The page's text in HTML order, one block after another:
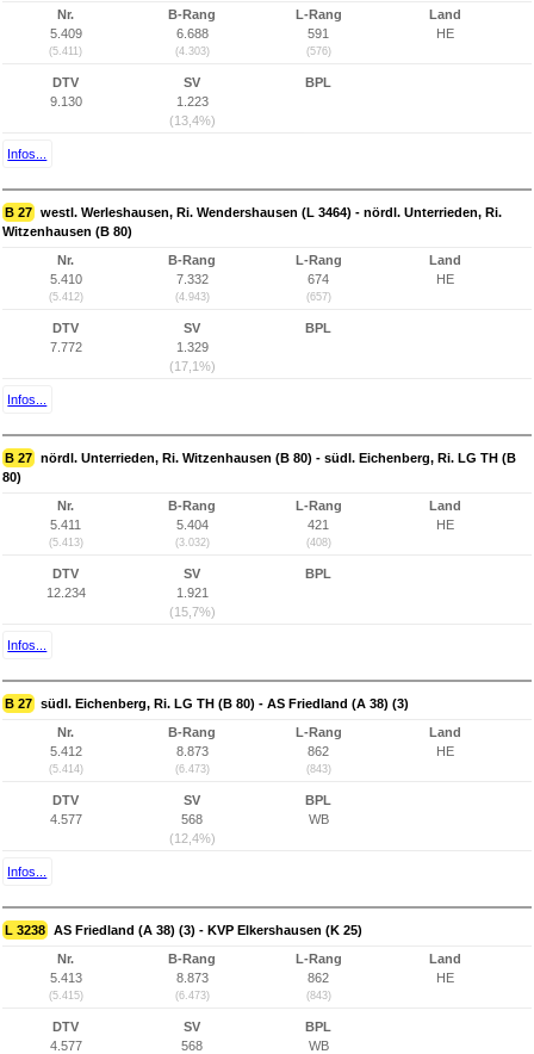
Nr.
5.409
(5.411)
B-Rang
6.688
(4.303)
L-Rang
591
(576)
Land
HE
DTV
9.130
SV
1.223
(13,4%)
BPL
Infos...
B 27 westl. Werleshausen, Ri. Wendershausen (L 3464) - nördl. Unterrieden, Ri.
Witzenhausen (B 80)
Nr.
5.410
(5.412)
B-Rang
7.332
(4.943)
L-Rang
674
(657)
Land
HE
DTV
7.772
SV
1.329
(17,1%)
BPL
Infos...
B 27 nördl. Unterrieden, Ri. Witzenhausen (B 80) - südl. Eichenberg, Ri. LG TH (B
80)
Nr.
5.411
(5.413)
B-Rang
5.404
(3.032)
L-Rang
421
(408)
Land
HE
DTV
12.234
SV
1.921
(15,7%)
BPL
Infos...
B 27 südl. Eichenberg, Ri. LG TH (B 80) - AS Friedland (A 38) (3)
Nr.
5.412
(5.414)
B-Rang
8.873
(6.473)
L-Rang
862
(843)
Land
HE
DTV
4.577
SV
568
(12,4%)
BPL
WB
Infos...
L 3238 AS Friedland (A 38) (3) - KVP Elkershausen (K 25)
Nr.
5.413
(5.415)
B-Rang
8.873
(6.473)
L-Rang
862
(843)
Land
HE
DTV
4.577
SV
568
BPL
WB